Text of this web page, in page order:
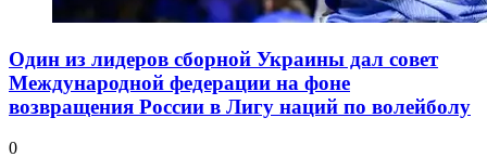
Один из лидеров сборной Украины дал совет
Международной федерации на фоне
возвращения России в Лигу наций по волейболу
0